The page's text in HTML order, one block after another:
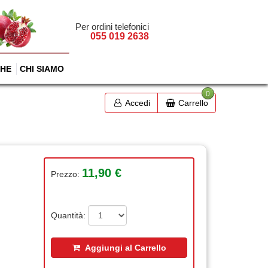
Per ordini telefonici
055 019 2638
CHI SIAMO
Accedi
0
Carrello
Prezzo: 11,90 €
Quantità:
Aggiungi al Carrello